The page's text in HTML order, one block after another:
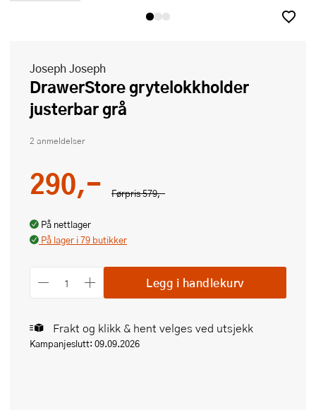
Joseph Joseph
DrawerStore grytelokkholder
justerbar grå
2 anmeldelser
Førpris579,-
290,-
På nettlager
På lager i 79 butikker
Legg i handlekurv
Frakt og klikk & hent velges ved utsjekk
Kampanjeslutt: 09.09.2026